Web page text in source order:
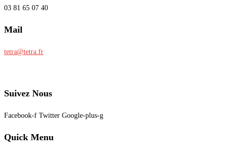
03 81 65 07 40
Mail
tetra@tetra.fr
Suivez Nous
Facebook-f Twitter Google-plus-g
Quick Menu